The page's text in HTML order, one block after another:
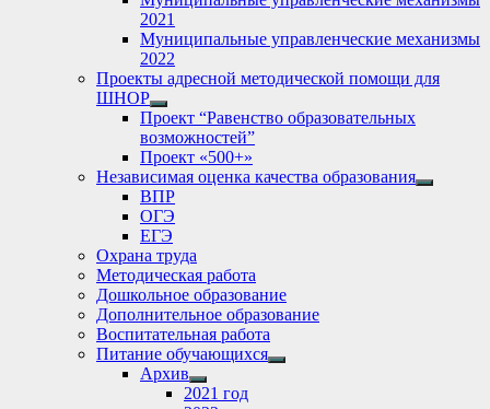
2021
Муниципальные управленческие механизмы
2022
Проекты адресной методической помощи для
ШНОР
Show
sub
menu
Проект “Равенство образовательных
возможностей”
Проект «500+»
Независимая оценка качества образования
Show
ВПР
ОГЭ
ЕГЭ
Охрана труда
Методическая работа
Дошкольное образование
Дополнительное образование
Воспитательная работа
Питание обучающихся
Show
Архив
Show
sub
2021 год